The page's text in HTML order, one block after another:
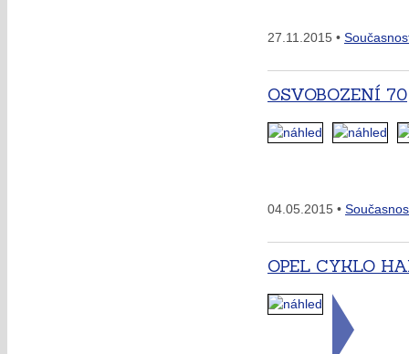
27.11.2015 •
OSVOBOZENÍ 70
04.05.2015 •
OPEL CYKLO